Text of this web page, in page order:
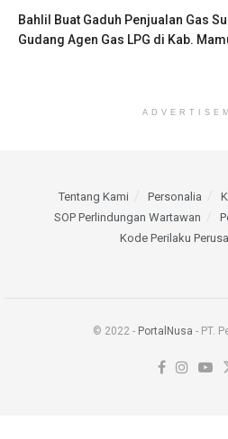
Bahlil Buat Gaduh Penjualan Gas
Gudang Agen Gas LPG di Kab.
Tentang Kami Personalia
SOP Perlindungan Wartawan
Kode Perilaku
© 2022 - PortalNusa - PT.